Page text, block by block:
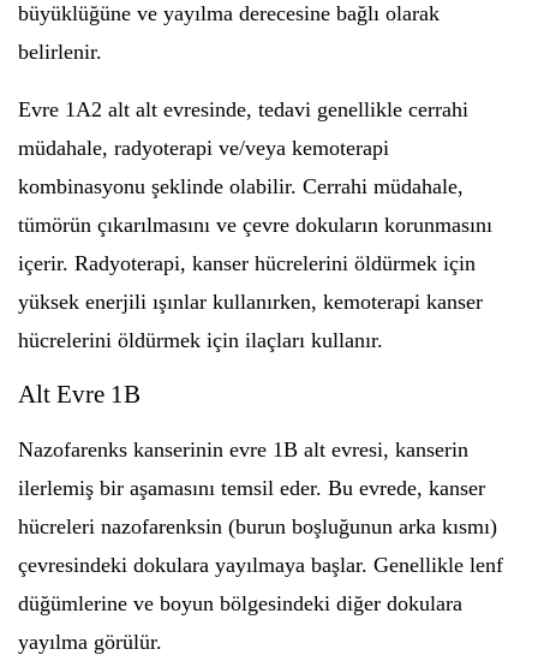
büyüklüğüne ve yayılma derecesine bağlı olarak
belirlenir.
Evre 1A2 alt alt evresinde, tedavi genellikle cerrahi
müdahale, radyoterapi ve/veya kemoterapi
kombinasyonu şeklinde olabilir. Cerrahi müdahale,
tümörün çıkarılmasını ve çevre dokuların korunmasını
içerir. Radyoterapi, kanser hücrelerini öldürmek için
yüksek enerjili ışınlar kullanırken, kemoterapi kanser
hücrelerini öldürmek için ilaçları kullanır.
Alt Evre 1B
Nazofarenks kanserinin evre 1B alt evresi, kanserin
ilerlemiş bir aşamasını temsil eder. Bu evrede, kanser
hücreleri nazofarenksin (burun boşluğunun arka kısmı)
çevresindeki dokulara yayılmaya başlar. Genellikle lenf
düğümlerine ve boyun bölgesindeki diğer dokulara
yayılma görülür.